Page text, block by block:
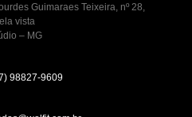
Guimaraes Teixeira, nº 28,
vista
– MG
98827-9609